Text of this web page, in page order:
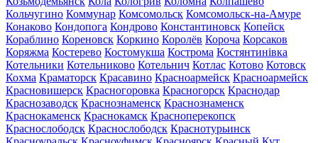
Кольчугино Коммунар Комсомольск Комсомольск-на-Амуре
Конаково Кондопога Кондрово Константиновск Копейск
Кораблино Кореновск Коркино Королёв Короча Корсаков
Коряжма Костерево Костомукша Кострома Костянтинівка
Котельники Котельниково Котельнич Котлас Котово Котовск
Кохма Краматорск Красавино Красноармейск Красноармейск
Красновишерск Красногоровка Красногорск Краснодар
Краснозаводск Краснознаменск Краснознаменск
Краснокаменск Краснокамск Красноперекопск
Краснослободск Краснослободск Краснотурьинск